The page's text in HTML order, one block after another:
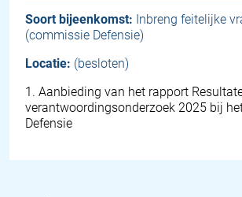
Soort bijeenkomst: Inbreng feitelijke
(commissie Defensie)
Locatie: (besloten)
1 . Aanbieding van het rapport
verantwoordingsonderzoek 2025 bij
Defensie